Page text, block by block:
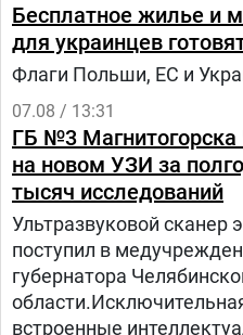
Бесплатное жилье и
для украинцев
Флаги Польши, ЕС и
07.08 / 13:31
ГБ №3 Магнитогорска
на новом УЗИ за
тысяч исследований
Ультразвуковой сканер
поступил в
губернатора
встроенные